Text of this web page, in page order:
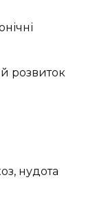
розвиток
нудота